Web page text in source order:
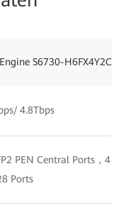
S6730-H6FX4Y2CZ-
4.8Tbps
PEN Central Ports，4 x
Ports